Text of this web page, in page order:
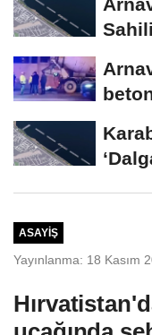
ASAYIŞ
Yayınlanma: 18 Kasım